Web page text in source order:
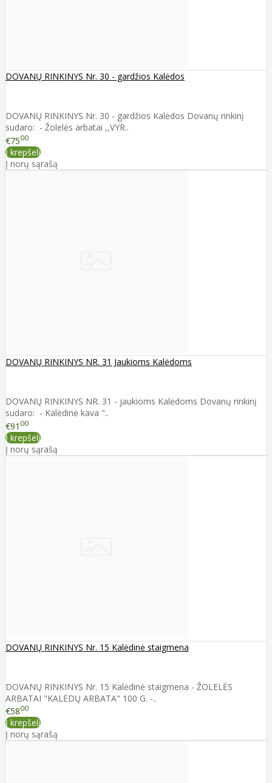
DOVANŲ RINKINYS Nr. 30 - gardžios Kalėdos
DOVANŲ RINKINYS Nr. 30 - gardžios Kalėdos Dovanų rinkinį
sudaro: - Žolelės arbatai ,,VYR..
€7500
Į krepšelį
Į norų sąrašą
DOVANŲ RINKINYS NR. 31 Jaukioms Kalėdoms
DOVANŲ RINKINYS NR. 31 - jaukioms Kalėdoms Dovanų rinkinį
sudaro: - Kalėdinė kava "..
€91 00
Į krepšelį
Į norų sąrašą
DOVANŲ RINKINYS Nr. 15 Kalėdinė staigmena
DOVANŲ RINKINYS Nr. 15 Kalėdinė staigmena - ŽOLELĖS
ARBATAI "KALĖDŲ ARBATA" 100 G. -..
€5800
Į krepšelį
Į norų sąrašą